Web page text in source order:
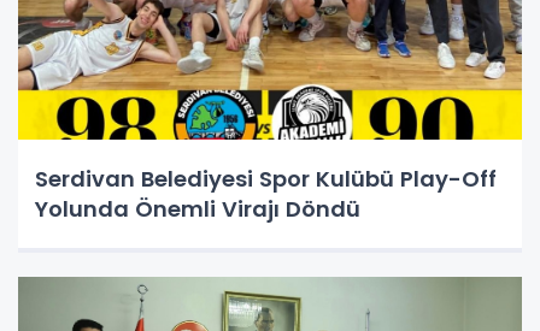
Serdivan Belediyesi Spor Kulübü Play-Off
Yolunda Önemli Virajı Döndü